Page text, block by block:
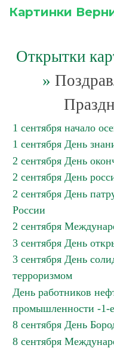
Картинки
Открытки
»
1 сентября начало
1 сентября День
2 сентября День
2 сентября День
2 сентября День
России
2 сентября
3 сентября День
3 сентября День
терроризмом
День работников
промышленности -1-е
8 сентября День
8 сентября